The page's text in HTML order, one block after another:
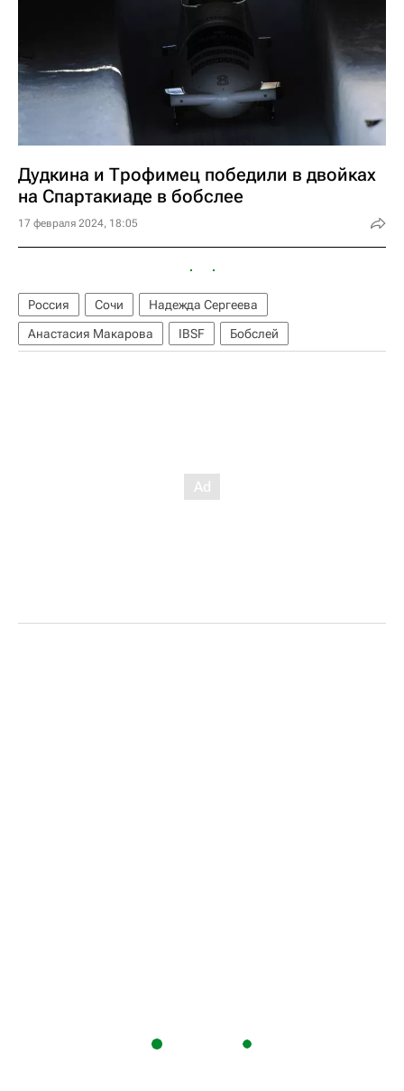
Дудкина и Трофимец победили в двойках
на Спартакиаде в бобслее
17 февраля 2024, 18:05
Россия Сочи
Надежда Сергеева
Анастасия Макарова
IBSF Бобслей